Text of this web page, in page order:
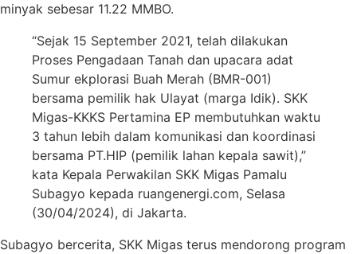
minyak sebesar 11.22 MMBO.
“Sejak 15 September 2021, telah dilakukan
Proses Pengadaan Tanah dan upacara adat
Sumur ekplorasi Buah Merah (BMR-001)
bersama pemilik hak Ulayat (marga Idik). SKK
Migas-KKKS Pertamina EP membutuhkan waktu
3 tahun lebih dalam komunikasi dan koordinasi
bersama PT.HIP (pemilik lahan kepala sawit),”
kata Kepala Perwakilan SKK Migas Pamalu
Subagyo kepada ruangenergi.com, Selasa
(30/04/2024), di Jakarta.
Subagyo bercerita, SKK Migas terus mendorong program